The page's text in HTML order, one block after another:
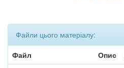
Файли цього матеріалу:
Файл
Опис